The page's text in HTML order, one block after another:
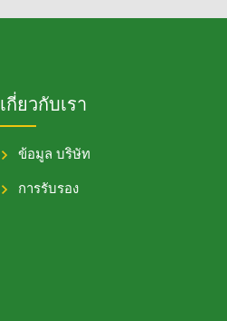
เกี่ยวกับเรา
ข้อมูล บริษัท
การรับรอง